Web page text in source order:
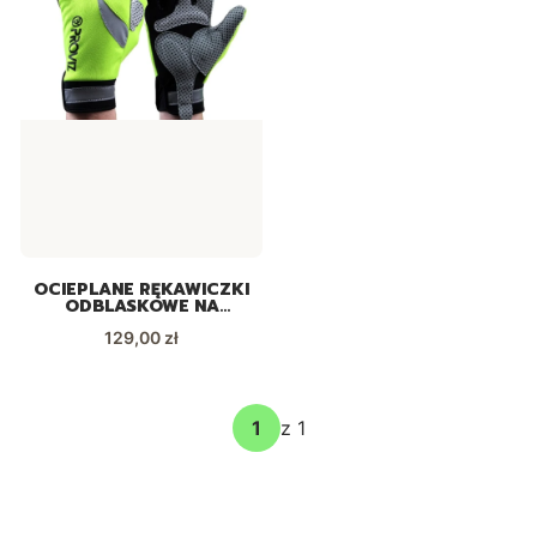
OCIEPLANE RĘKAWICZKI
ODBLASKOWE NA
Cena
129,00 zł
z 1